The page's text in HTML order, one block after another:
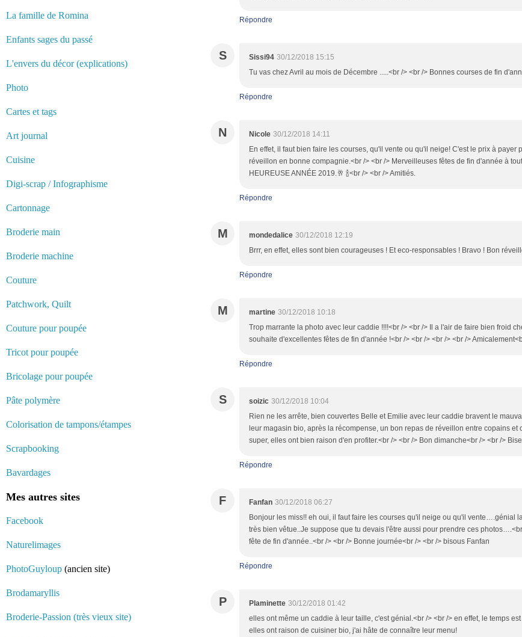
La famille de Romina
Enfants sages du passé
L'envers du décor (explications)
Photo
Cartes et tags
Art journal
Cuisine
Digi-scrap / Infographisme
Cartonnage
Broderie main
Broderie machine
Couture
Patchwork, Quilt
Couture pour poupée
Tricot pour poupée
Bricolage pour poupée
Pâte polymère
Colorisation de tampons/étampes
Scrapbooking
Bavardages
Mes autres sites
Facebook
Naturelimages
PhotoGuyloup (ancien site)
Brodamaryllis
Broderie-Passion (très vieux site)
Répondre
S Sissi94 30/12/2018 15:15
Tu vas chez Avril au mois de Décembre .....<br /> <br /> Bonnes courses de fin
Répondre
N Nicole 30/12/2018 14:11
En effet, il faut bien faire les courses, qu'il vente ou qu'il neige! C'est le prix à payer
réveillon en bonne compagnie.<br /> <br /> Merveilleuses fêtes de fin d'année à
HEUREUSE ANNÉE 2019.🥂 🍾<br /> <br /> Amitiés.
Répondre
M mondedalice 30/12/2018 12:19
Brrr, en effet, elles sont bien courageuses ! Et eco-responsables ! Bravo ! Bon
Répondre
M martine 30/12/2018 10:18
Trop marrante la photo avec leur caddie !!!!<br /> <br /> Il a l'air de faire bien froid
souhaite d'excellentes fêtes de fin d'année !<br /> <br /> <br /> <br />
Répondre
S soizic 30/12/2018 10:04
Rien ne les arrête, bien couvertes Belle et Emilie avec leur caddie bravent le
leur magasin bio, après la récompense, un bon repas de réveillon entre copains et
super, elles ont bien raison d'en profiter.<br /> <br /> Bon dimanche<br /> <br />
Répondre
F Fanfan 30/12/2018 06:27
Bonjour les miss!! eh oui, il faut faire les courses qu'il neige ou qu'il vente….génial
très bien vêtue..Je suppose que tu devais l'être aussi pour prendre ces
fête de fin d'année..<br /> <br /> Bonne journée<br /> <br /> bisous Fanfan
Répondre
P Plaminette 30/12/2018 01:42
elles ont même un caddie à leur taille, c'est génial.<br /> <br /> en effet, le temps
elles ont raison de cuisiner bio, j'ai hâte de connaître leur menu!